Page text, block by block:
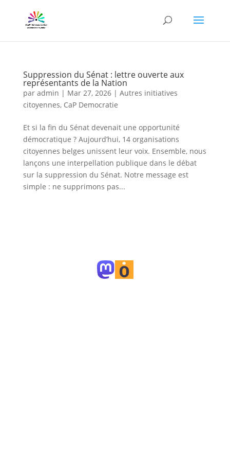
Suppression du Sénat : lettre ouverte aux
représentants de la Nation
par admin | Mar 27, 2026| Autres initiatives
citoyennes, CaP Democratie
Et si la fin du Sénat devenait une opportunité
démocratique ? Aujourd’hui, 14 organisations
citoyennes belges unissent leur voix. Ensemble, nous
lançons une interpellation publique dans le débat
sur la suppression du Sénat. Notre message est
simple : ne supprimons pas...